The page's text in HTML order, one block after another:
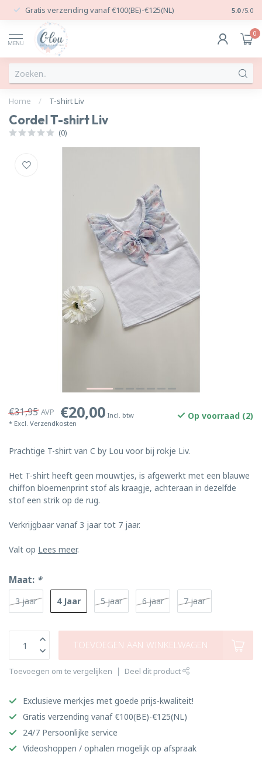
Gratis verzending vanaf €100(BE)-€125(NL) 24/7
5.0 /5.0
MENU
0
Home / T-shirt Liv
Cordel T-shirt Liv
(0)
€31,95 AVP €20,00 Incl. btw
* Excl. Verzendkosten
Op voorraad (2)
Prachtige T-shirt van C by Lou voor bij rokje Liv.
Het T-shirt heeft geen mouwtjes, is afgewerkt met een blauwe
chiffon bloemenprint stof als kraagje, achteraan in dezelfde
stof een strik op de rug.
Verkrijgbaar vanaf 3 jaar tot 7 jaar.
Valt op Lees meer.
Maat: *
3 jaar 4 Jaar 5 jaar 6 jaar 7 jaar
TOEVOEGEN AAN WINKELWAGEN
Toevoegen om te vergelijken Deel dit product
Exclusieve merkjes met goede prijs-kwaliteit!
Gratis verzending vanaf €100(BE)-€125(NL)
24/7 Persoonlijke service
Videoshoppen / ophalen mogelijk op afspraak